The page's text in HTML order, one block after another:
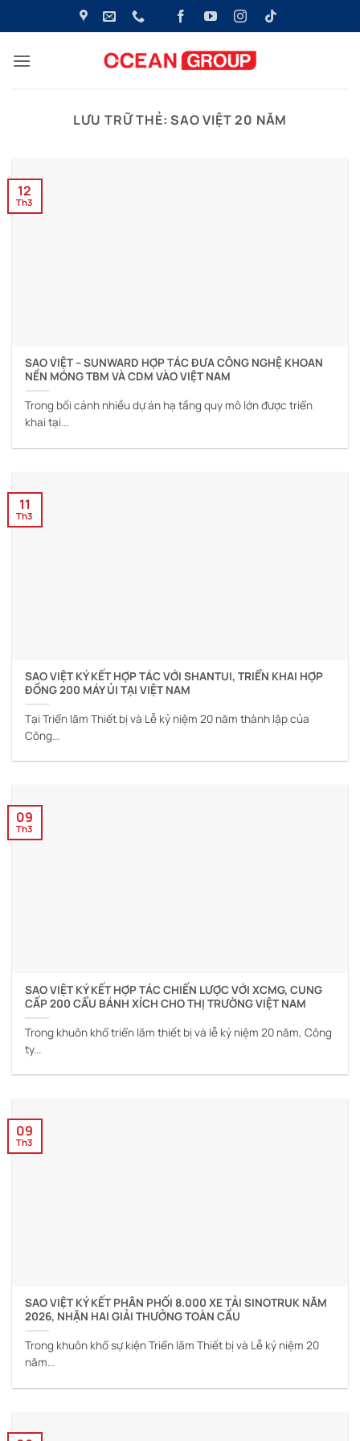
qua
dung
LƯU TRỮ THẺ:SAO VIỆT 20 NĂM
SAO VIỆT – SUNWARD HỢP TÁC ĐƯA CÔNG NGHỆ KHOAN
NỀN MÓNG TBM VÀ CDM VÀO VIỆT NAM
Trong bối cảnh nhiều dự án hạ tầng quy mô lớn được triển
khai tại...
12
Th3
SAO VIỆT KÝ KẾT HỢP TÁC VỚI SHANTUI, TRIỂN KHAI HỢP
ĐỒNG 200 MÁY ỦI TẠI VIỆT NAM
Tại Triển lãm Thiết bị và Lễ kỷ niệm 20 năm thành lập của
Công...
11
Th3
SAO VIỆT KÝ KẾT HỢP TÁC CHIẾN LƯỢC VỚI XCMG, CUNG
CẤP 200 CẨU BÁNH XÍCH CHO THỊ TRƯỜNG VIỆT NAM
Trong khuôn khổ triển lãm thiết bị và lễ kỷ niệm 20 năm, Công
ty...
09
Th3
SAO VIỆT KÝ KẾT PHÂN PHỐI 8.000 XE TẢI SINOTRUK NĂM
2026, NHẬN HAI GIẢI THƯỞNG TOÀN CẦU
Trong khuôn khổ sự kiện Triển lãm Thiết bị và Lễ kỷ niệm 20
năm...
09
Th3